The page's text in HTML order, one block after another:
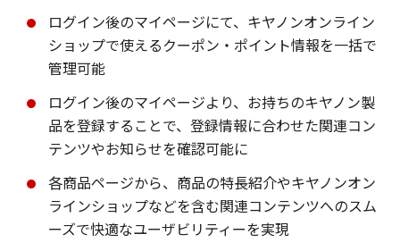
ログイン後のマイページにて、キヤノンオンライン
ショップで使えるクーポン・ポイント情報を一括で
管理可能
ログイン後のマイページより、お持ちのキヤノン製
品を登録することで、登録情報に合わせた関連コン
テンツやお知らせを確認可能に
各商品ページから、商品の特長紹介やキヤノンオン
ラインショップなどを含む関連コンテンツへのスム
ーズで快適なユーザビリティーを実現